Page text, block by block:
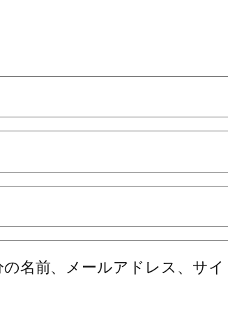
名前、メールアドレス、サイ